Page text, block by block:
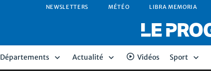
NEWSLETTERS MÉTÉO LIBRA MEMORIA
Départements Actualité Vidéos Sport